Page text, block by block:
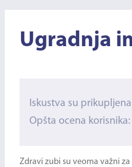
Ugradnja
Iskustva su
Opšta ocena korisnika:
Zdravi zubi su veoma važni